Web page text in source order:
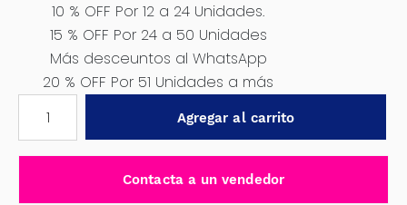
10 % OFF Por 12 a 24 Unidades.
15 % OFF Por 24 a 50 Unidades
Más desceuntos al WhatsApp
20 % OFF Por 51 Unidades a más
CERÁMICO
9004
Agregar al carrito
Contacta a un vendedor